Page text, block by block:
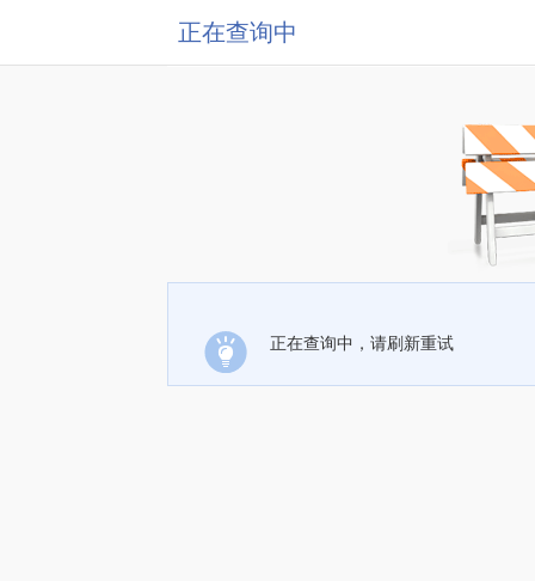
正在查询中
正在查询中，请刷新重试